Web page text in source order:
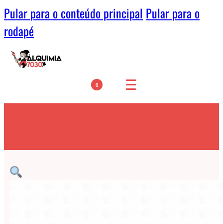
Pular para o conteúdo principal Pular para o
rodapé
0